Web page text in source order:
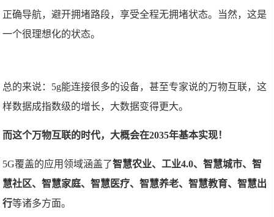
正确导航，避开拥堵路段，享受全程无拥堵状态。当然，这是
一个很理想化的状态。
总的来说：5g能连接很多的设备，甚至专家说的万物互联，这
样数据成指数级的增长，大数据变得更大。
而这个万物互联的时代，大概会在2035年基本实现！
5G覆盖的应用领域涵盖了智慧农业、工业4.0、智慧城市、智
慧社区、智慧家庭、智慧医疗、智慧养老、智慧教育、智慧出
行等诸多方面。